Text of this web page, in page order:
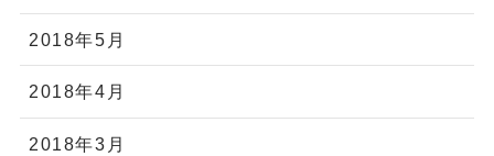
2018年5月
2018年4月
2018年3月